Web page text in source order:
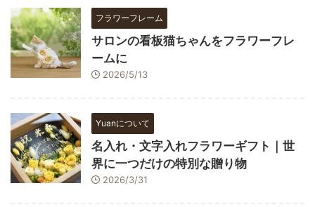
フラワーフレーム
サロンの看板猫ちゃんをフラワーフレ
ームに
2026/5/13
Yuanについて
名入れ・文字入れフラワーギフト｜世
界に一つだけの特別な贈り物
2026/3/31